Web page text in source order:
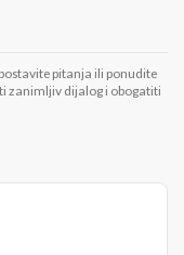
pitanja ili ponudite
zanimljiv dijalog i obogatiti